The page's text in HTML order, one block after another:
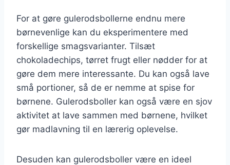
For at gøre gulerodsbollerne endnu mere
børnevenlige kan du eksperimentere med
forskellige smagsvarianter. Tilsæt
chokoladechips, tørret frugt eller nødder for at
gøre dem mere interessante. Du kan også lave
små portioner, så de er nemme at spise for
børnene. Gulerodsboller kan også være en sjov
aktivitet at lave sammen med børnene, hvilket
gør madlavning til en lærerig oplevelse.
Desuden kan gulerodsboller være en ideel